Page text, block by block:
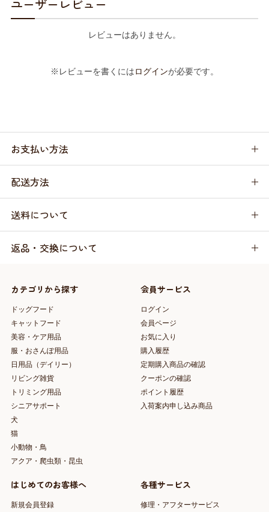
ユーザーレビュー
レビューはありません。
※レビューを書くにはログインが必要です。
お支払い方法
配送方法
送料について
返品・交換について
カテゴリから探す
ドッグフード
キャットフード
美容・ケア用品
服・おさんぽ用品
日用品（デイリー）
リビング雑貨
トリミング用品
シニアサポート
犬
猫
小動物・鳥
アクア・爬虫類・昆虫
会員サービス
ログイン
会員ページ
お気に入り
購入履歴
定期購入商品の確認
クーポンの確認
ポイント履歴
入荷案内申し込み商品
はじめてのお客様へ
新規会員登録
各種サービス
修理・アフターサービス